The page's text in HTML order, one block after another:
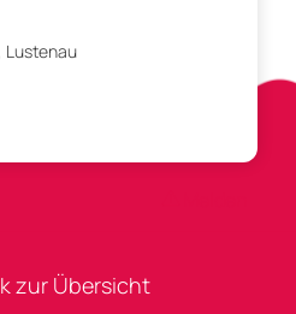
Lustenau
zur Übersicht